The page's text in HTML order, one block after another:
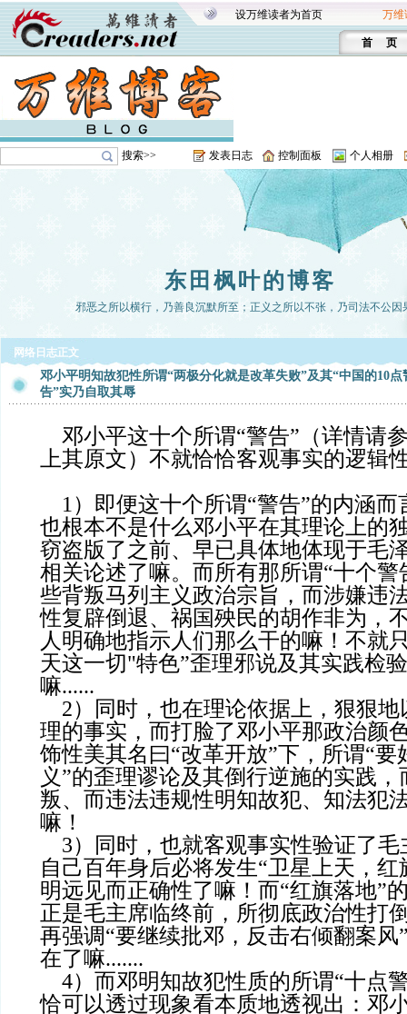
设万维读者为首页 万维
首 页
搜索>> 发表日志 控制面板 个人相册
东田枫叶的博客
邪恶之所以横行，乃善良沉默所至；正义之所以不张，乃司法不公因
网络日志正文
邓小平明知故犯性所谓“两极分化就是改革失败”及其“中国的10点
告”实乃自取其辱
邓小平这十个所谓“警告”（详情请
上其原文）不就恰恰客观事实的逻辑
1）即便这十个所谓“警告”的内涵而
也根本不是什么邓小平在其理论上的
窃盗版了之前、早已具体地体现于毛
相关论述了嘛。而所有那所谓“十个警
些背叛马列主义政治宗旨，而涉嫌违
性复辟倒退、祸国殃民的胡作非为，
人明确地指示人们那么干的嘛！不就
天这一切"特色”歪理邪说及其实践检
嘛......
2）同时，也在理论依据上，狠狠地
理的事实，而打脸了邓小平那政治颜
饰性美其名曰“改革开放”下，所谓“
义”的歪理谬论及其倒行逆施的实践
叛、而违法违规性明知故犯、知法犯
嘛！
3）同时，也就客观事实性验证了毛
自己百年身后必将发生“卫星上天，红
明远见而正确性了嘛！而“红旗落地”
正是毛主席临终前，所彻底政治性打
再强调“要继续批邓，反击右倾翻案风
在了嘛.......
4）而邓明知故犯性质的所谓“十点
恰可以透过现象看本质地透视出：邓